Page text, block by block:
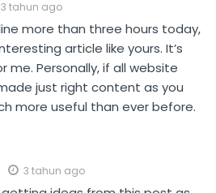
3 tahun ago
more than three hours today,
article like yours. It’s
me. Personally, if all website
just right content as you
more useful than ever before.
3 tahun ago